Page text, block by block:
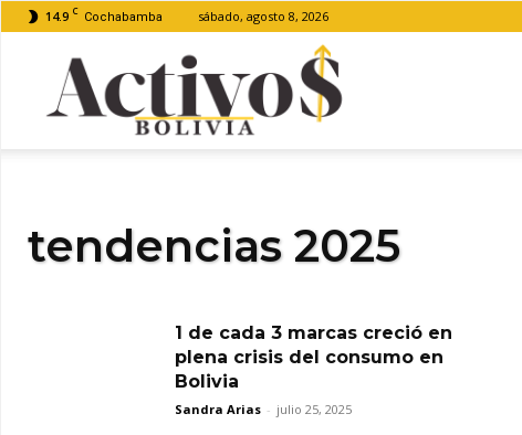
14.9 C Cochabamba sábado, agosto 8, 2026
tendencias 2025
1 de cada 3 marcas creció en
plena crisis del consumo en
Bolivia
Sandra Arias - julio 25, 2025